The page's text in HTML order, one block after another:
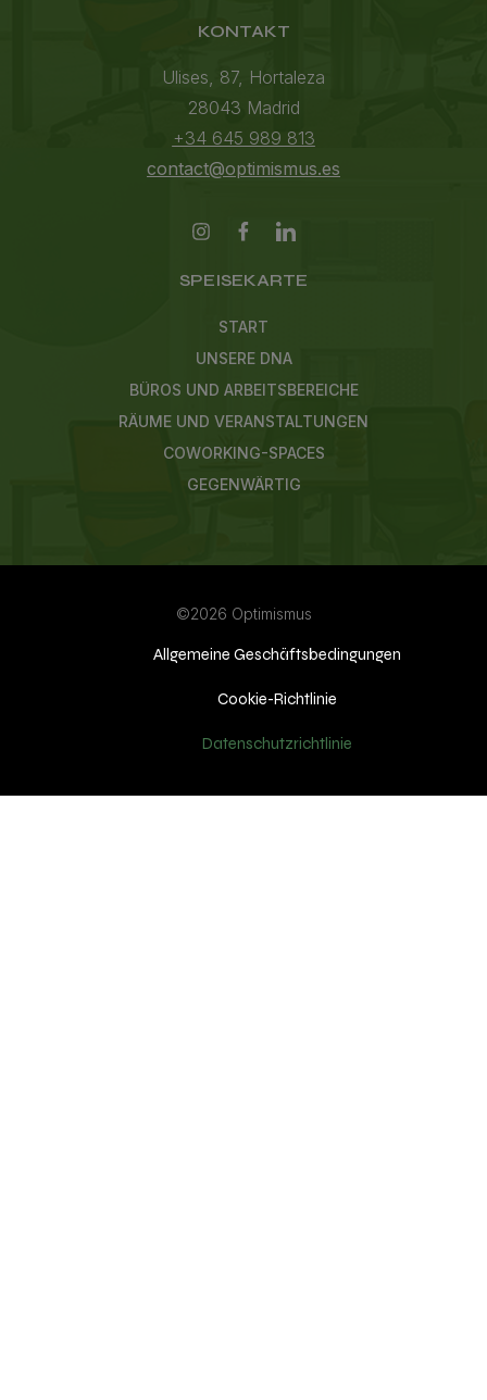
KONTAKT
Ulises, 87, Hortaleza
28043 Madrid
+34 645 989 813
contact@optimismus.es
START
UNSERE DNA
BÜROS UND ARBEITSBEREICHE
RÄUME UND VERANSTALTUNGEN
COWORKING-SPACES
GEGENWÄRTIG
SPEISEKARTE
©2026 Optimismus
Allgemeine Geschäftsbedingungen
Cookie-Richtlinie
Datenschutzrichtlinie